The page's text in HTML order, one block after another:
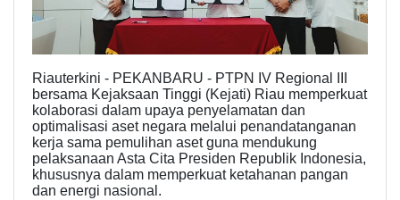
Riauterkini - PEKANBARU - PTPN IV Regional III
bersama Kejaksaan Tinggi (Kejati) Riau memperkuat
kolaborasi dalam upaya penyelamatan dan
optimalisasi aset negara melalui penandatanganan
kerja sama pemulihan aset guna mendukung
pelaksanaan Asta Cita Presiden Republik Indonesia,
khususnya dalam memperkuat ketahanan pangan
dan energi nasional.